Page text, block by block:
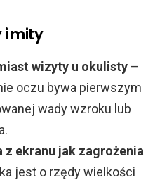
i mity
wizyty u okulisty –
oczu bywa pierwszym
wady wzroku lub
z ekranu jak zagrożenia
jest o rzędy wielkości